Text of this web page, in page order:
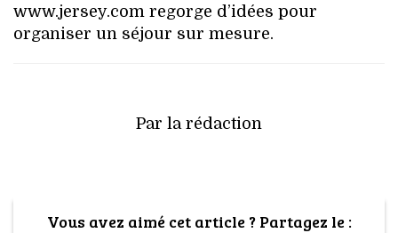
www.jersey.com regorge d’idées pour
organiser un séjour sur mesure.
Par la rédaction
Vous avez aimé cet article ? Partagez le :